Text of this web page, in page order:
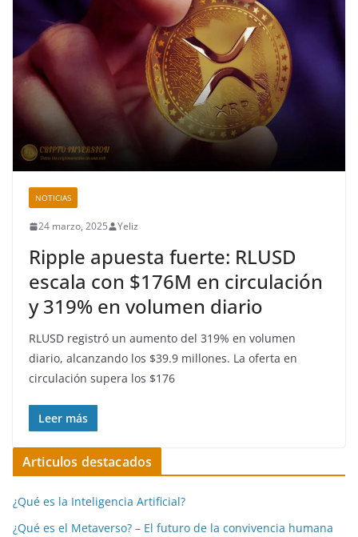
NOTICIAS
24 marzo, 2025 Yeliz
Ripple apuesta fuerte: RLUSD
escala con $176M en circulación
y 319% en volumen diario
RLUSD registró un aumento del 319% en volumen
diario, alcanzando los $39.9 millones. La oferta en
circulación supera los $176
Leer más
Articulos destacados
¿Qué es la Inteligencia Artificial?
¿Qué es el Metaverso? – El futuro de la convivencia humana